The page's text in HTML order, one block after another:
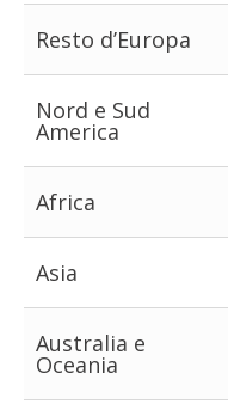
Resto d’Europa
Nord e Sud
America
Africa
Asia
Australia e
Oceania